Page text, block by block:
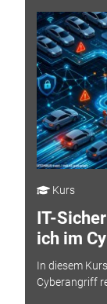
Kurs
IT-
ich im
In diesem
Cyberangriff